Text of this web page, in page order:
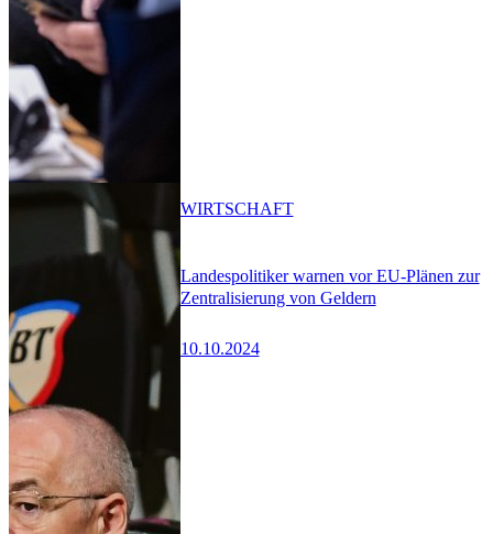
Landespolitiker warnen vor EU-Plänen zur
Zentralisierung von Geldern
10.10.2024
WIRTSCHAFT